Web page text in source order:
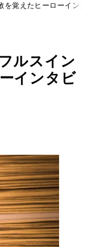
覚えたヒーローイン
ルスイン
インタビ